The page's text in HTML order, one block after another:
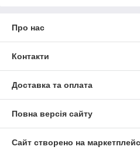
Про нас
Контакти
Доставка та оплата
Повна версія сайту
Сайт створено на